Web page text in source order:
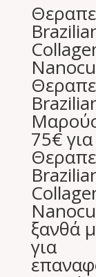
75€
ξανθά
για